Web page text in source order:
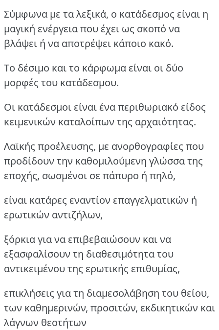
Σύμφωνα με τα λεξικά, ο κατάδεσμος είναι η
μαγική ενέργεια που έχει ως σκοπό να
βλάψει ή να αποτρέψει κάποιο κακό.
Tο δέσιμο και το κάρφωμα είναι οι δύο
μορφές του κατάδεσμου.
Οι κατάδεσμοι είναι ένα περιθωριακό είδος
κειμενικών καταλοίπων της αρχαιότητας.
Λαϊκής προέλευσης, με ανορθογραφίες που
προδίδουν την καθομιλούμενη γλώσσα της
εποχής, σωσμένοι σε πάπυρο ή πηλό,
είναι κατάρες εναντίον επαγγελματικών ή
ερωτικών αντιζήλων,
ξόρκια για να επιβεβαιώσουν και να
εξασφαλίσουν τη διαθεσιμότητα του
αντικειμένου της ερωτικής επιθυμίας,
επικλήσεις για τη διαμεσολάβηση του θείου,
των καθημερινών, προσιτών, εκδικητικών και
λάγνων θεοτήτων